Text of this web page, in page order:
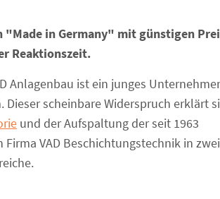
"Made in Germany" mit günstigen
Reaktionszeit.
Anlagenbau ist ein junges
Dieser scheinbare Widerspruch erklärt
und der Aufspaltung der seit 1963
Firma VAD Beschichtungstechnik in zwei